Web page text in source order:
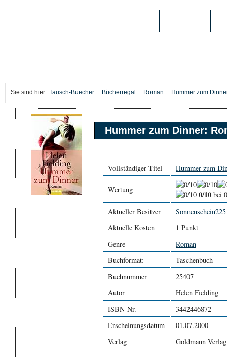
Sie sind hier: Tausch-Buecher Bücherregal Roman Hummer zum
Hummer zum Dinner:
Vollständiger Titel Hummer zum
Wertung 0/10 bei
Aktueller Besitzer
Sonnenschein225
Aktuelle Kosten
1 Punkt
Genre
Roman
Buchformat:
Taschenbuch
Buchnummer
25407
Autor
Helen Fielding
ISBN-Nr.
3442446872
Erscheinungsdatum
01.07.2000
Verlag
Goldmann Verlag